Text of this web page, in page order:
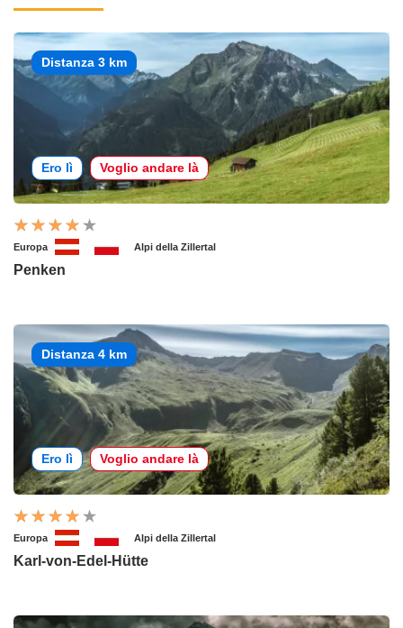
Distanza 3 km
Ero lì Voglio andare là
Europa Alpi della Zillertal
Penken
Distanza 4 km
Ero lì Voglio andare là
Europa Alpi della Zillertal
Karl-von-Edel-Hütte